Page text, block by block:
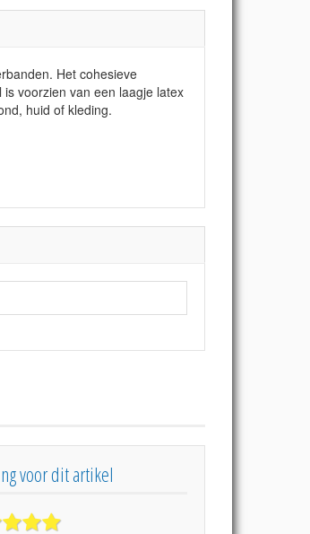
Het cohesieve
voorzien van een laagje latex
huid of kleding.
voor dit artikel